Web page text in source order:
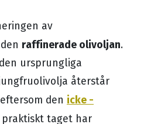
av
raffinerade olivoljan.
ursprungliga
återstår
den icke -
praktiskt taget har